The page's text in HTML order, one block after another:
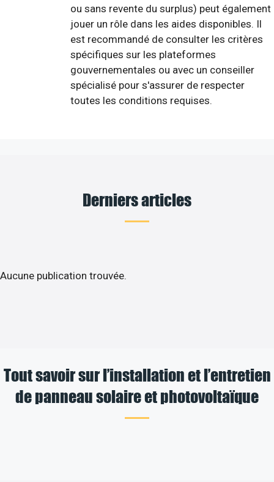
ou sans revente du surplus) peut également
jouer un rôle dans les aides disponibles. Il
est recommandé de consulter les critères
spécifiques sur les plateformes
gouvernementales ou avec un conseiller
spécialisé pour s'assurer de respecter
toutes les conditions requises.
Derniers articles
Aucune publication trouvée.
Tout savoir sur l’installation et l’entretien
de panneau solaire et photovoltaïque